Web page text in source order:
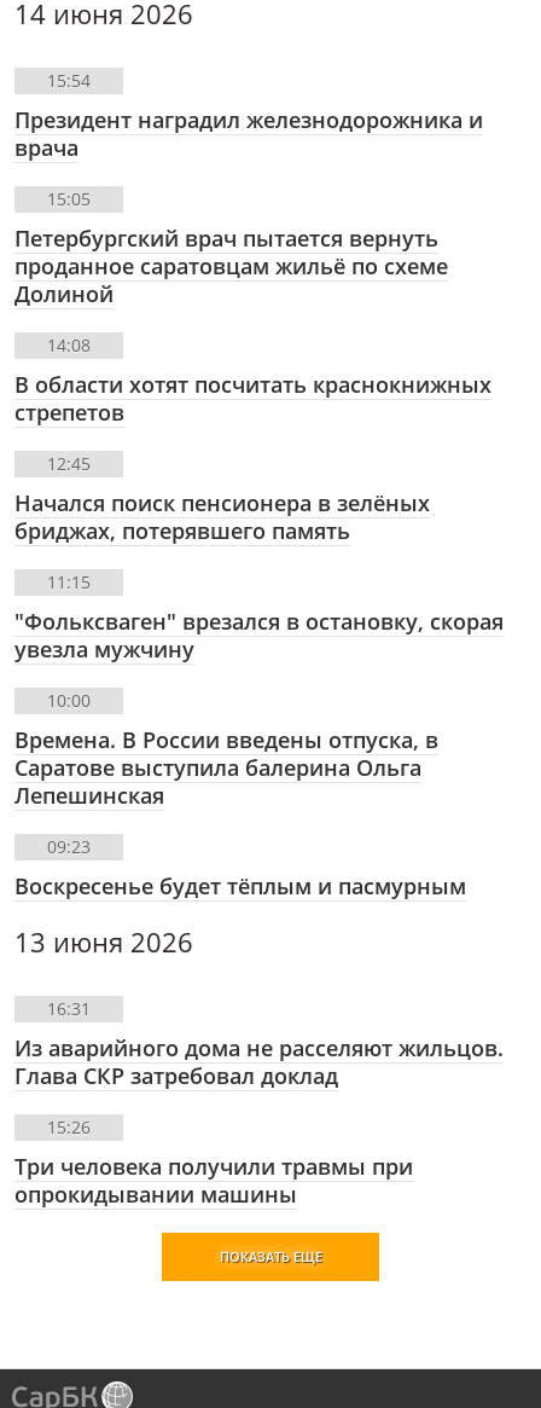
14 июня 2026
15:54
Президент наградил железнодорожника и
врача
15:05
Петербургский врач пытается вернуть
проданное саратовцам жильё по схеме
Долиной
14:08
В области хотят посчитать краснокнижных
стрепетов
12:45
Начался поиск пенсионера в зелёных
бриджах, потерявшего память
11:15
"Фольксваген" врезался в остановку, скорая
увезла мужчину
10:00
Времена. В России введены отпуска, в
Саратове выступила балерина Ольга
Лепешинская
09:23
Воскресенье будет тёплым и пасмурным
13 июня 2026
16:31
Из аварийного дома не расселяют жильцов.
Глава СКР затребовал доклад
15:26
Три человека получили травмы при
опрокидывании машины
ПОКАЗАТЬ ЕЩЕ